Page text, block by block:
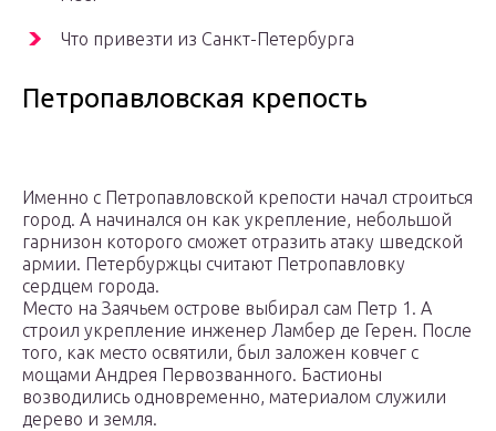
Что привезти из Санкт-Петербурга
Петропавловская крепость
Именно с Петропавловской крепости начал строиться
город. А начинался он как укрепление, небольшой
гарнизон которого сможет отразить атаку шведской
армии. Петербуржцы считают Петропавловку
сердцем города.
Место на Заячьем острове выбирал сам Петр 1. А
строил укрепление инженер Ламбер де Герен. После
того, как место освятили, был заложен ковчег с
мощами Андрея Первозванного. Бастионы
возводились одновременно, материалом служили
дерево и земля.